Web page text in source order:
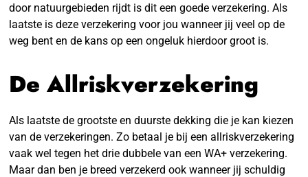
door natuurgebieden rijdt is dit een goede verzekering. Als
laatste is deze verzekering voor jou wanneer jij veel op de
weg bent en de kans op een ongeluk hierdoor groot is.
De Allriskverzekering
Als laatste de grootste en duurste dekking die je kan kiezen
van de verzekeringen. Zo betaal je bij een allriskverzekering
vaak wel tegen het drie dubbele van een WA+ verzekering.
Maar dan ben je breed verzekerd ook wanneer jij schuldig